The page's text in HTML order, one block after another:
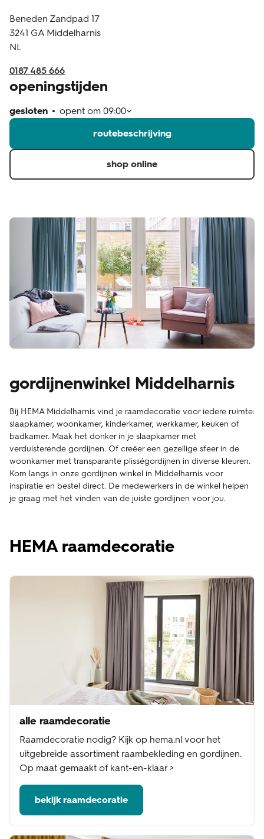
klantenservice
Beneden Zandpad 17
3241 GA Middelharnis
NL
0187 485 666
openingstijden
gesloten opent om 09:00
routebeschrijving
shop online
gordijnenwinkel Middelharnis
Bij HEMA Middelharnis vind je raamdecoratie voor iedere ruimte:
slaapkamer, woonkamer, kinderkamer, werkkamer, keuken of
badkamer. Maak het donker in je slaapkamer met
verduisterende gordijnen. Of creëer een gezellige sfeer in de
woonkamer met transparante plisségordijnen in diverse kleuren.
Kom langs in onze gordijnen winkel in Middelharnis voor
inspiratie en bestel direct. De medewerkers in de winkel helpen
je graag met het vinden van de juiste gordijnen voor jou.
HEMA raamdecoratie
alle raamdecoratie
Raamdecoratie nodig? Kijk op hema.nl voor het
uitgebreide assortiment raambekleding en gordijnen.
Op maat gemaakt of kant-en-klaar >
bekijk raamdecoratie